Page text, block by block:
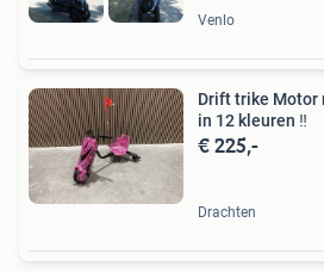
Venlo
Drift trike Motor
in 12 kleuren ‼️
€ 225,-
Drachten